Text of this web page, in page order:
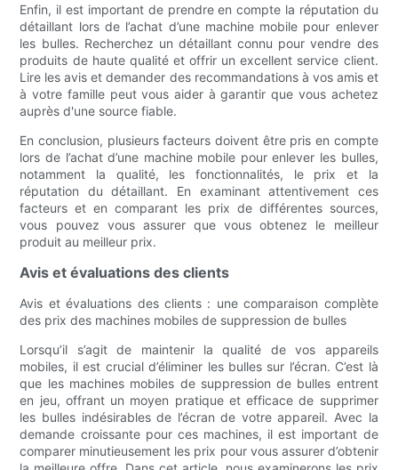
Enfin, il est important de prendre en compte la réputation du
détaillant lors de l’achat d’une machine mobile pour enlever
les bulles. Recherchez un détaillant connu pour vendre des
produits de haute qualité et offrir un excellent service client.
Lire les avis et demander des recommandations à vos amis et
à votre famille peut vous aider à garantir que vous achetez
auprès d'une source fiable.
En conclusion, plusieurs facteurs doivent être pris en compte
lors de l’achat d’une machine mobile pour enlever les bulles,
notamment la qualité, les fonctionnalités, le prix et la
réputation du détaillant. En examinant attentivement ces
facteurs et en comparant les prix de différentes sources,
vous pouvez vous assurer que vous obtenez le meilleur
produit au meilleur prix.
Avis et évaluations des clients
Avis et évaluations des clients : une comparaison complète
des prix des machines mobiles de suppression de bulles
Lorsqu’il s’agit de maintenir la qualité de vos appareils
mobiles, il est crucial d’éliminer les bulles sur l’écran. C’est là
que les machines mobiles de suppression de bulles entrent
en jeu, offrant un moyen pratique et efficace de supprimer
les bulles indésirables de l’écran de votre appareil. Avec la
demande croissante pour ces machines, il est important de
comparer minutieusement les prix pour vous assurer d’obtenir